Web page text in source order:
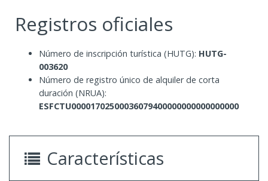
Registros oficiales
Número de inscripción turística (HUTG): HUTG-
003620
Número de registro único de alquiler de corta
duración (NRUA):
ESFCTU00001702500036079400000000000000000
Características